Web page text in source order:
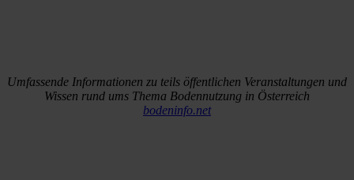
Umfassende Informationen zu teils öffentlichen Veranstaltungen und
Wissen rund ums Thema Bodennutzung in Österreich
bodeninfo.net